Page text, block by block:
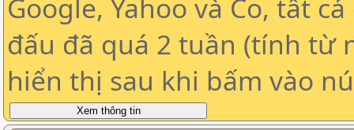
Google, Yahoo và Co, tất
đấu đã quá 2 tuần (tính từ
hiển thị sau khi bấm vào